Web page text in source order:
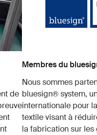
de
Membres du
Nous sommes
bluesign® system,
internationale pour
textile visant à
la fabrication sur les